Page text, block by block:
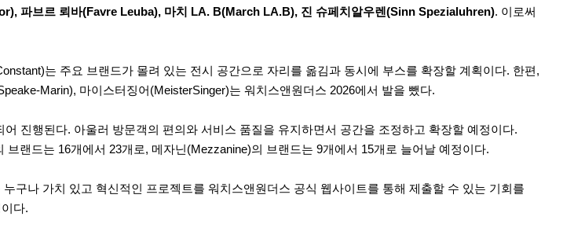
파브르 뢰바(Favre Leuba), 마치 LA. B(March LA.B), 진 슈페치알우렌(Sinn Spezialuhren). 이로써
는 주요 브랜드가 몰려 있는 전시 공간으로 자리를 옮김과 동시에 부스를 확장할 계획이다. 한편,
Marin), 마이스터징어(MeisterSinger)는 워치스앤원더스 2026에서 발을 뺐다.
진행된다. 아울러 방문객의 편의와 서비스 품질을 유지하면서 공간을 조정하고 확장할 예정이다.
랜드는 16개에서 23개로, 메자닌(Mezzanine)의 브랜드는 9개에서 15개로 늘어날 예정이다.
구나 가치 있고 혁신적인 프로젝트를 워치스앤원더스 공식 웹사이트를 통해 제출할 수 있는 기회를
다.